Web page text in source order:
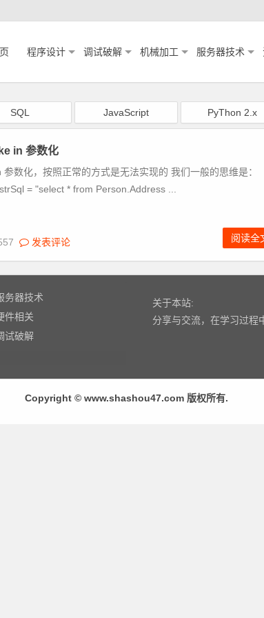
程序设计 调试破解 机械加工 服务器技术
SQL JavaScript PyThon 2.x
in 参数化
数化，按照正常的方式是无法实现的 我们一般的思维是：
= "select * from Person.Address ...
发表评论 阅读全
务器技术
件相关
试破解
关于本站:
分享与交流，在学习过程
Copyright © www.shashou47.com 版权所有.